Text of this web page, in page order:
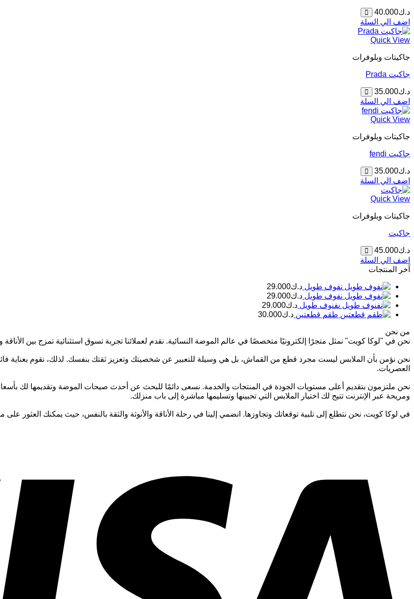
د.ك40.000
اضف الي السلة
Quick View
جاكيتات وبلوفرات
جاكيت Prada
د.ك35.000
اضف الي السلة
Quick View
جاكيتات وبلوفرات
جاكيت fendi
د.ك35.000
اضف الي السلة
Quick View
جاكيتات وبلوفرات
جاكيت
د.ك45.000
اضف الي السلة
آخر المنتجات
نفوف طويل د.ك29.000
نفوف طويل د.ك29.000
نفنوف طويل د.ك29.000
طقم قطعتين د.ك30.000
من نحن
نحن في "لوكا كويت" نمثل متجرًا إلكترونيًا متخصصًا في عالم الموضة النسائية. نقدم لعملائنا تجربة تسوق استثنائية تمزج بين الأناقة
نحن نؤمن بأن الملابس ليست مجرد قطع من القماش، بل هي وسيلة للتعبير عن شخصيتك وتعزيز ثقتك بنفسك. لذلك، نقوم بعناية فائقة
العصريات.
نحن ملتزمون بتقديم أعلى مستويات الجودة في المنتجات والخدمة. نسعى دائمًا للبحث عن أحدث صيحات الموضة وتقديمها لك
ومريحة عبر الإنترنت تتيح لك اختيار الملابس التي تحبينها وتسليمها مباشرة إلى باب منزلك.
في لوكا كويت، نحن نتطلع إلى تلبية توقعاتك وتجاوزها. انضمي إلينا في رحلة الأناقة والأنوثة والثقة بالنفس، حيث يمكنك العثور على